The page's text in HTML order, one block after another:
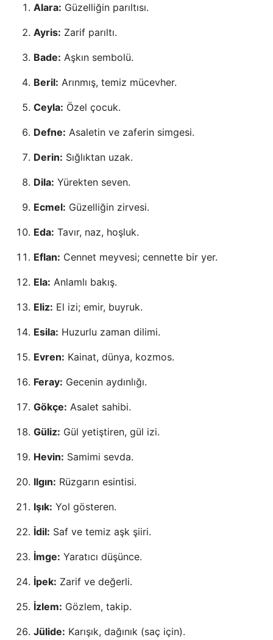
Alara: Güzelliğin parıltısı.
Ayris: Zarif parıltı.
Bade: Aşkın sembolü.
Beril: Arınmış, temiz mücevher.
Ceyla: Özel çocuk.
Defne: Asaletin ve zaferin simgesi.
Derin: Sığlıktan uzak.
Dila: Yürekten seven.
Ecmel: Güzelliğin zirvesi.
Eda: Tavır, naz, hoşluk.
Eflan: Cennet meyvesi; cennette bir yer.
Ela: Anlamlı bakış.
Eliz: El izi; emir, buyruk.
Esila: Huzurlu zaman dilimi.
Evren: Kainat, dünya, kozmos.
Feray: Gecenin aydınlığı.
Gökçe: Asalet sahibi.
Güliz: Gül yetiştiren, gül izi.
Hevin: Samimi sevda.
Ilgın: Rüzgarın esintisi.
Işık: Yol gösteren.
İdil: Saf ve temiz aşk şiiri.
İmge: Yaratıcı düşünce.
İpek: Zarif ve değerli.
İzlem: Gözlem, takip.
Jülide: Karışık, dağınık (saç için).